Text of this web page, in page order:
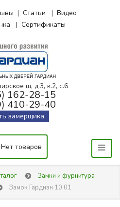
| Статьи | Видео
| Сертификаты
ш, д.3, к.2, с.6
162-28-15
410-29-40
замерщика
Замки и фурнитура
Замок Гардиан 10.01